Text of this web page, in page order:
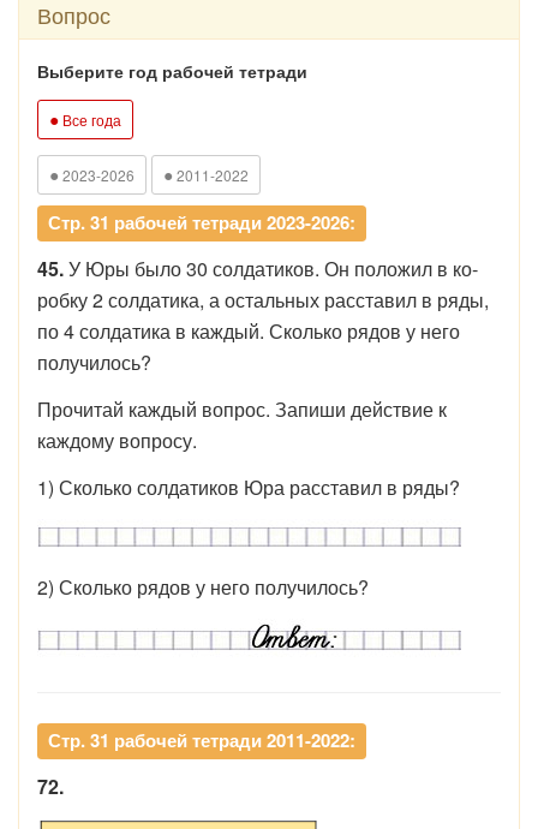
Вопрос
Выберите год рабочей тетради
● Все года
● 2023-2026 ● 2011-2022
Стр. 31 рабочей тетради 2023-2026:
45.У Юры было 30 солдатиков. Он положил в ко­
робку 2 солдатика, а остальных расставил в ряды,
по 4 солдатика в каждый. Сколько рядов у него
получилось?
Прочитай каждый вопрос. Запиши действие к
каждому вопросу.
1) Сколько солдатиков Юра расставил в ряды?
2) Сколько рядов у него получилось?
Стр. 31 рабочей тетради 2011-2022:
72.